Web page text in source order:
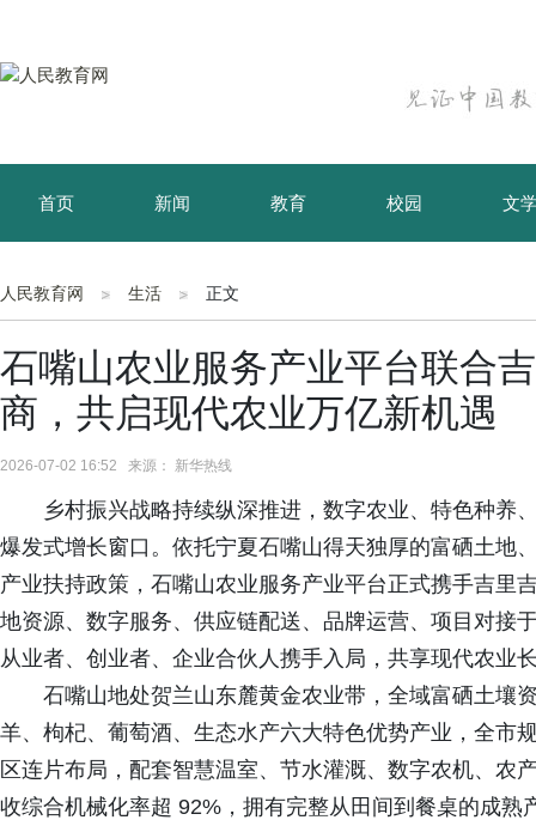
首页 新闻 教育 校园 文
育儿 资讯
人民教育网 生活 正文
石嘴山农业服务产业平台联合
商，共启现代农业万亿新机遇
2026-07-02 16:52 来源： 新华热线
乡村振兴战略持续纵深推进，数字农业、特色种养
爆发式增长窗口。依托宁夏石嘴山得天独厚的富硒土地
产业扶持政策，石嘴山农业服务产业平台正式携手吉里
地资源、数字服务、供应链配送、品牌运营、项目对接
从业者、创业者、企业合伙人携手入局，共享现代农业
石嘴山地处贺兰山东麓黄金农业带，全域富硒土壤
羊、枸杞、葡萄酒、生态水产六大特色优势产业，全市
区连片布局，配套智慧温室、节水灌溉、数字农机、农
收综合机械化率超 92%，拥有完整从田间到餐桌的成